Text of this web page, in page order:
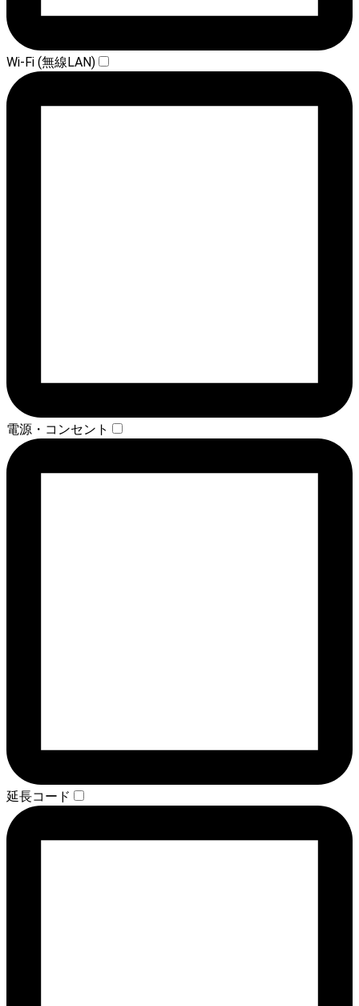
Wi-Fi (無線LAN)
電源・コンセント
延長コード